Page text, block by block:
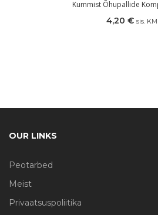
Kummist Õhupallide
4,20 € sis. KM
OUR LINKS
Peotarbed
Meist
Privaatsuspoliitika